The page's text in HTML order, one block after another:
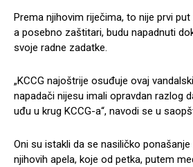
Prema njihovim riječima, to nije prvi put
a posebno zaštitari, budu napadnuti
svoje radne zadatke.
„KCCG najoštrije osuđuje ovaj
napadači nijesu imali opravdan razlog
uđu u krug KCCG-a“, navodi se u
Oni su istakli da se nasiličko
njihovih apela, koje od petka, putem